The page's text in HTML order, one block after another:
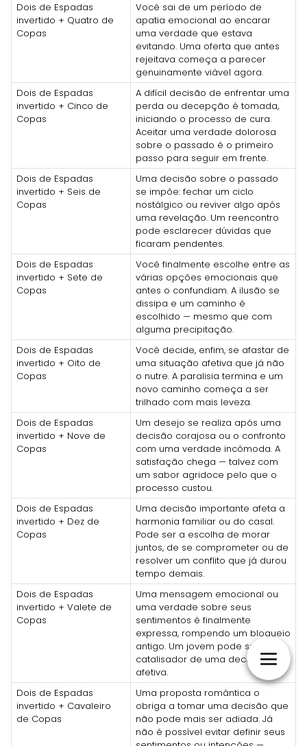
Dois de Espadas
invertido + Quatro de
Copas
Você sai de um período de
apatia emocional ao encarar
uma verdade que estava
evitando. Uma oferta que antes
rejeitava começa a parecer
genuinamente viável agora.
Dois de Espadas
invertido + Cinco de
Copas
A difícil decisão de enfrentar uma
perda ou decepção é tomada,
iniciando o processo de cura.
Aceitar uma verdade dolorosa
sobre o passado é o primeiro
passo para seguir em frente.
Dois de Espadas
invertido + Seis de
Copas
Uma decisão sobre o passado
se impõe: fechar um ciclo
nostálgico ou reviver algo após
uma revelação. Um reencontro
pode esclarecer dúvidas que
ficaram pendentes.
Dois de Espadas
invertido + Sete de
Copas
Você finalmente escolhe entre as
várias opções emocionais que
antes o confundiam. A ilusão se
dissipa e um caminho é
escolhido — mesmo que com
alguma precipitação.
Dois de Espadas
invertido + Oito de
Copas
Você decide, enfim, se afastar de
uma situação afetiva que já não
o nutre. A paralisia termina e um
novo caminho começa a ser
trilhado com mais leveza.
Dois de Espadas
invertido + Nove de
Copas
Um desejo se realiza após uma
decisão corajosa ou o confronto
com uma verdade incômoda. A
satisfação chega — talvez com
um sabor agridoce pelo que o
processo custou.
Dois de Espadas
invertido + Dez de
Copas
Uma decisão importante afeta a
harmonia familiar ou do casal.
Pode ser a escolha de morar
juntos, de se comprometer ou de
resolver um conflito que já durou
tempo demais.
Dois de Espadas
invertido + Valete de
Copas
Uma mensagem emocional ou
uma verdade sobre seus
sentimentos é finalmente
expressa, rompendo um bloqueio
antigo. Um jovem pode ser o
catalisador de uma decisão
afetiva.
Dois de Espadas
invertido + Cavaleiro
de Copas
Uma proposta romântica o
obriga a tomar uma decisão que
não pode mais ser adiada. Já
não é possível evitar definir seus